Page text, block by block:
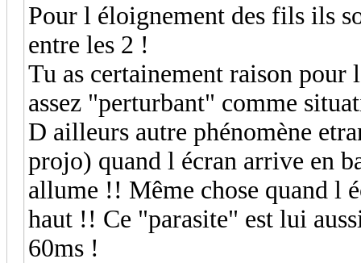
Pour l éloignement des fils ils
entre les 2 !
Tu as certainement raison pour
assez "perturbant" comme
D ailleurs autre phénomène
projo) quand l écran arrive en
allume !! Même chose quand l
haut !! Ce "parasite" est lui
60ms !